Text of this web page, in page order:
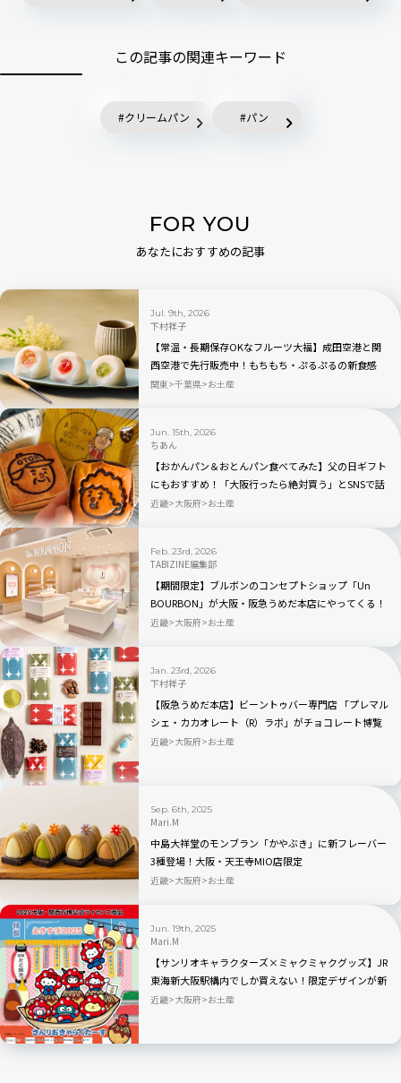
この記事の関連キーワード
クリームパン パン
FOR YOU
あなたにおすすめの記事
Jul. 9th, 2026
下村祥子
【常温・長期保存OKなフルーツ大福】成田空港と関
西空港で先行販売中！もちもち・ぷるぷるの新食感
「もちふる」
関東 千葉県 お土産
Jun. 15th, 2026
ちあん
【おかんパン＆おとんパン食べてみた】父の日ギフト
にもおすすめ！「大阪行ったら絶対買う」とSNSで話
題
近畿 大阪府 お土産
Feb. 23rd, 2026
TABIZINE編集部
【期間限定】ブルボンのコンセプトショップ「Un
BOURBON」が大阪・阪急うめだ本店にやってくる！
近畿 大阪府 お土産
Jan. 23rd, 2026
下村祥子
【阪急うめだ本店】ビーントゥバー専門店 「プレマル
シェ・カカオレート（R）ラボ」がチョコレート博覧
会2026に初出店！新作も先行販売
近畿 大阪府 お土産
Sep. 6th, 2025
Mari.M
中島大祥堂のモンブラン「かやぶき」に新フレーバー
3種登場！大阪・天王寺MIO店限定
近畿 大阪府 お土産
Jun. 19th, 2025
Mari.M
【サンリオキャラクターズ×ミャクミャクグッズ】JR
東海新大阪駅構内でしか買えない！限定デザインが新
登場
近畿 大阪府 お土産